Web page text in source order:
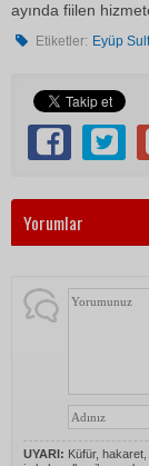
ayında fiilen
Etiketler: Eyüp
Yorumlar
UYARI: Küfür,